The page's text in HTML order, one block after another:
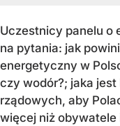
Uczestnicy panelu o
na pytania: jak
energetyczny w
czy wodór?; jaka jest
rządowych, aby
więcej niż obywatele